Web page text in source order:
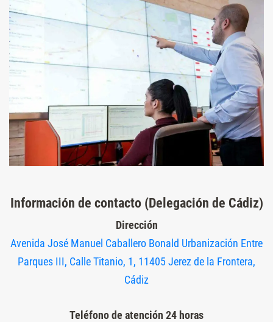
Información de contacto (Delegación de Cádiz)
Dirección
Avenida José Manuel Caballero Bonald Urbanización Entre
Parques III, Calle Titanio, 1, 11405 Jerez de la Frontera,
Cádiz
Teléfono de atención 24 horas